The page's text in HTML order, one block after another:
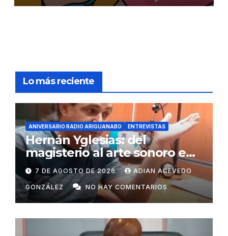
Lo más reciente
ANIVERSARIO RADIO ARIGUANABO ENTREVISTAS
Hernán Yglesias: del
magisterio al arte sonoro en
Radio Ariguanabo
7 DE AGOSTO DE 2026 ADIAN ACEVEDO
GONZÁLEZ NO HAY COMENTARIOS